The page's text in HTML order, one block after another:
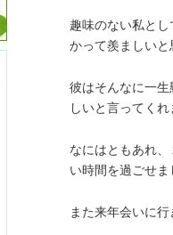
趣味のない私と
かって羨ましいと
彼はそんなに一
しいと言ってくれ
なにはともあれ
い時間を過ごせま
また来年会いに行